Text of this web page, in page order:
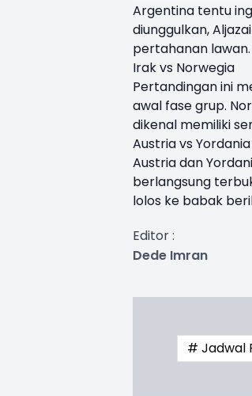
Argentina tentu
diunggulkan,
pertahanan lawan.
Irak vs Norwegia
Pertandingan ini
awal fase grup.
dikenal memiliki
Austria vs Yordania
Austria dan
berlangsung
lolos ke babak
Editor :
Dede Imran
# Jadwal